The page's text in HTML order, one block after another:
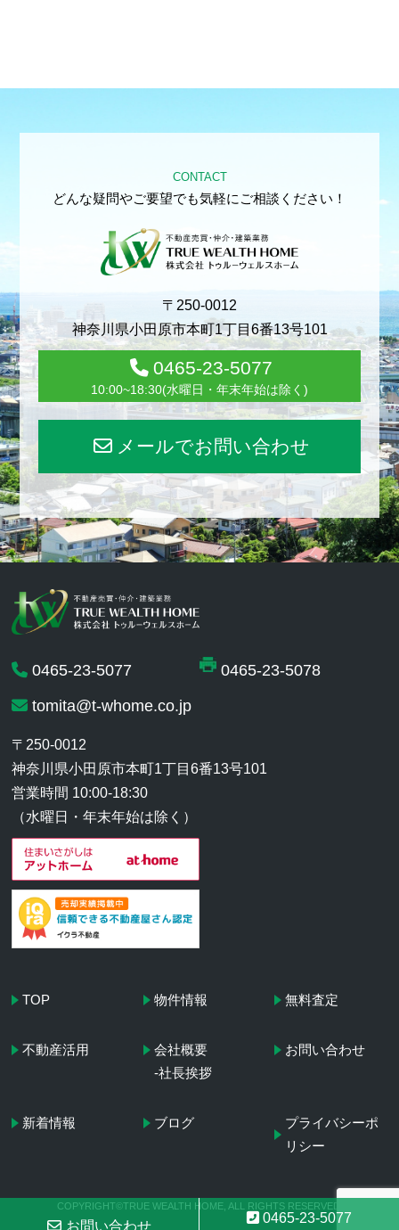
CONTACT
どんな疑問やご要望でも気軽にご相談ください！
〒250-0012
神奈川県小田原市本町1丁目6番13号101
0465-23-5077
10:00~18:30(水曜日・年末年始は除く)
メールでお問い合わせ
0465-23-5077
0465-23-5078
tomita@t-whome.co.jp
〒250-0012
神奈川県小田原市本町1丁目6番13号101
営業時間 10:00-18:30
（水曜日・年末年始は除く）
TOP 物件情報 無料査定
不動産活用
会社概要
-社長挨拶
お問い合わせ
新着情報 ブログ
プライバシーポ
リシー
COPYRIGHT©TRUE WEALTH HOME, ALL RIGHTS RESERVED.
お問い合わせ 0465-23-5077